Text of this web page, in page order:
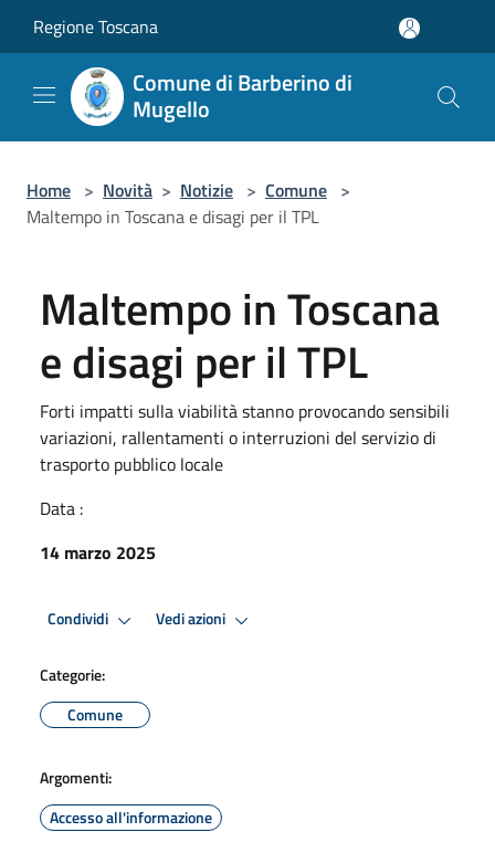
Regione Toscana
Comune di Barberino di
Mugello
Home > Novità > Notizie > Comune >
Maltempo in Toscana e disagi per il TPL
Maltempo in Toscana
e disagi per il TPL
Forti impatti sulla viabilità stanno provocando sensibili
variazioni, rallentamenti o interruzioni del servizio di
trasporto pubblico locale
Data :
14 marzo 2025
Condividi Vedi azioni
Categorie:
Comune
Argomenti:
Accesso all'informazione